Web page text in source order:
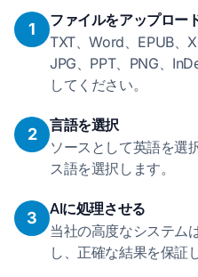
1
ファイルをアップロー
TXT、Word、EPUB、
JPG、PPT、PNG、
してください。
2
言語を選択
ソースとして英語を選
ス語を選択します。
3
AIに処理させる
当社の高度なシステム
し、正確な結果を保証